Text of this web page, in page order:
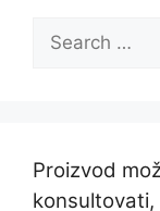
Search
for:
Proizvod